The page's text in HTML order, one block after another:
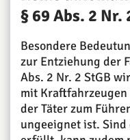
§ 69 Abs. 2 Nr.
Besondere
zur Entziehung der
Abs. 2 Nr. 2 StGB
mit
der Täter zum
ungeeignet ist. Sind